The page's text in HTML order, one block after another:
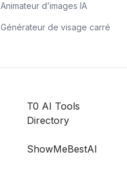
Animateur d’images IA
Générateur de visage carré
T0 AI Tools
Directory
ShowMeBestAI